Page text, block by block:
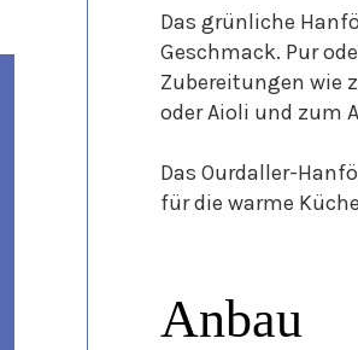
Das grünliche
Geschmack. Pur
Zubereitungen wie
oder Aioli und zum
Das Ourdaller-
für die warme
Anbau